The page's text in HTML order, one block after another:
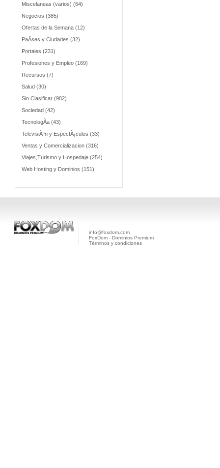
Miscelaneas (varios) (64)
Negocios (385)
Ofertas de la Semana (12)
PaÃ­ses y Ciudades (32)
Portales (231)
Profesiones y Empleo (169)
Recursos (7)
Salud (30)
Sin Clasificar (982)
Sociedad (42)
TecnologÃ­a (43)
TelevisiÃ³n y EspectÃ¡culos (33)
Ventas y Comercializacion (316)
Viajes,Turismo y Hospedaje (254)
Web Hosting y Dominios (151)
info@foxdom.com
FoxDom - Dominios Premium
Términos y condiciones